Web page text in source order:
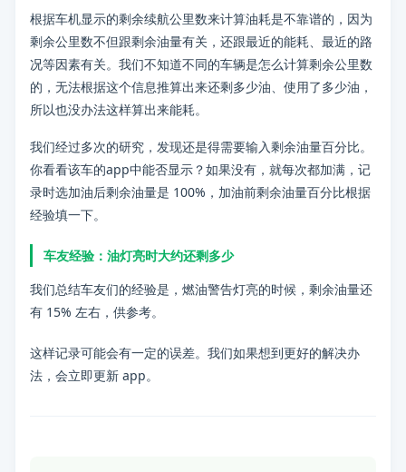
📋 内容摘要
插电式混动车能否使用剩余续航公里数来计算能耗？
分类：油耗
标签：小熊油耗使用提示, 常见问题解答
根据车机显示的剩余续航公里数来计算油耗是不靠谱的，因为
剩余公里数不但跟剩余油量有关，还跟最近的能耗、最近的路
况等因素有关。我们不知道不同的车辆是怎么计算剩余公里数
的，无法根据这个信息推算出来还剩多少油、使用了多少油，
所以也没办法这样算出来能耗。
我们经过多次的研究，发现还是得需要输入剩余油量百分比。
你看看该车的app中能否显示？如果没有，就每次都加满，记
录时选加油后剩余油量是 100%，加油前剩余油量百分比根据
经验填一下。
车友经验：油灯亮时大约还剩多少
我们总结车友们的经验是，燃油警告灯亮的时候，剩余油量还
有 15% 左右 ，供参考。
这样记录可能会有一定的误差。我们如果想到更好的解决办
法，会立即更新 app。